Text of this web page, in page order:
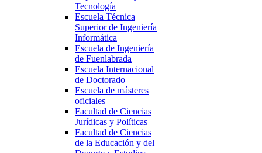
Tecnología
Escuela Técnica
Superior de Ingeniería
Informática
Escuela de Ingeniería
de Fuenlabrada
Escuela Internacional
de Doctorado
Escuela de másteres
oficiales
Facultad de Ciencias
Jurídicas y Políticas
Facultad de Ciencias
de la Educación y del